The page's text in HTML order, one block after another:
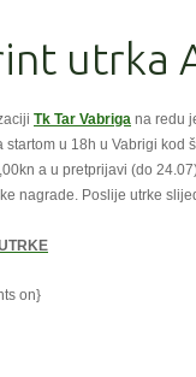
utrka
Tk Tar Vabriga na redu
startom u 18h u Vabrigi kod
a u pretprijavi (do
nagrade. Poslije utrke
on}